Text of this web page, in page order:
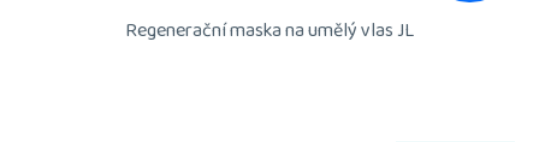
Regenerační maska na umělý vlas JL